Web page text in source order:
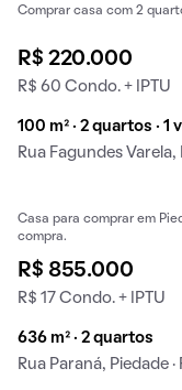
Comprar casa com 2
R$ 220.000
R$ 60 Condo. + IPTU
100 m² · 2 quartos · 1
Rua Fagundes Varela,
Casa para comprar em
compra.
R$ 855.000
R$ 17 Condo. + IPTU
636 m² · 2 quartos
Rua Paraná, Piedade